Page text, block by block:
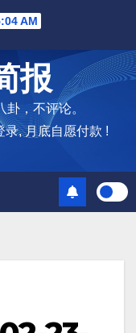
AM
报
，不评论。
, 月底自愿付款 !